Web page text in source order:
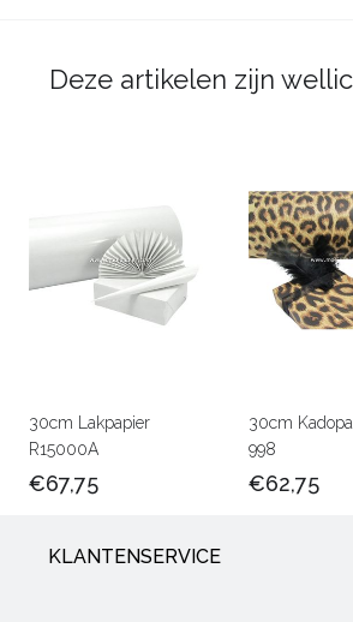
Deze artikelen zijn
30cm Lakpapier
R15000A
€67,75
30cm
998
€62,75
KLANTENSERVICE